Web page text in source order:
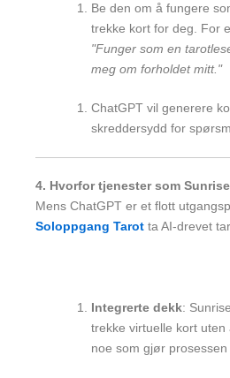
Be den om å fungere
trekke kort for deg. For
"Funger som en
meg om forholdet mitt."
ChatGPT vil generere
skreddersydd for
4. Hvorfor tjenester som
Mens ChatGPT er et flott
Soloppgang Tarot ta AI-drevet
Integrerte dekk:
trekke virtuelle kort uten
noe som gjør